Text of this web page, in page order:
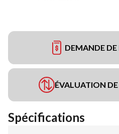
DEMANDE
ÉVALUATION
Spécifications